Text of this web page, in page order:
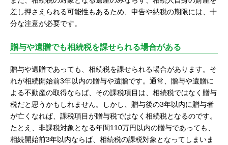
差し押さえられる可能性もあるため、申告や納税の期限には、十
分な注意が必要です。
贈与や遺贈でも相続税を課せられる場合がある
贈与や遺贈であっても、相続税を課せられる場合があります。そ
れが相続開始前3年以内の贈与や遺贈です。通常、贈与や遺贈に
よる不動産の取得ならば、その課税項目は、相続税ではなく贈与
税だと思うかもしれません。しかし、贈与後の3年以内に贈与者
が亡くなれば、課税項目が贈与税ではなく相続税となるのです。
たとえ、非課税対象となる年間110万円以内の贈与であっても、
相続開始前3年以内ならば、相続税の課税対象となってしまいま